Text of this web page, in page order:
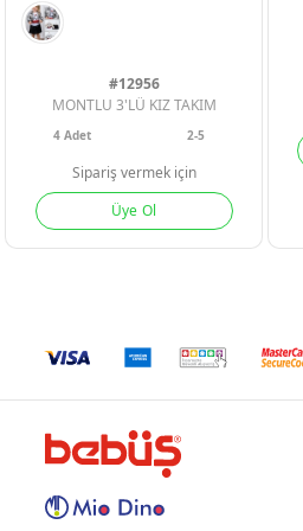
#12956
MONTLU 3'LÜ KIZ TAKIM
4 Adet 2-5
Sipariş vermek için
Üye Ol